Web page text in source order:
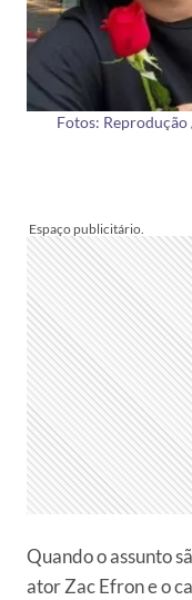
Fotos: Reprodução
Quando o assunto
ator Zac Efron e o